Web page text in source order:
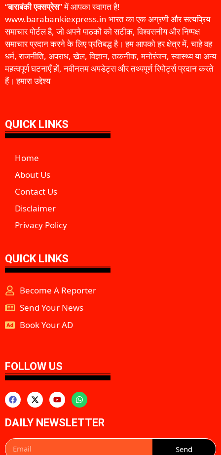
“बाराबंकी एक्सप्रेस” में आपका स्वागत है!
www.barabankiexpress.in भारत का एक अग्रणी और सत्यप्रिय
समाचार पोर्टल है, जो अपने पाठकों को सटीक, विश्वसनीय और निष्पक्ष
समाचार प्रदान करने के लिए प्रतिबद्ध है। हम आपको हर क्षेत्र में, चाहे वह
धर्म, राजनीति, अपराध, खेल, विज्ञान, तकनीक, मनोरंजन, स्वास्थ्य या अन्य
महत्वपूर्ण घटनाएँ हों, नवीनतम अपडेट्स और तथ्यपूर्ण रिपोर्ट्स प्रदान करते
हैं। हमारा उद्देश्य
QUICK LINKS
Home
About Us
Contact Us
Disclaimer
Privacy Policy
QUICK LINKS
Become A Reporter
Send Your News
Book Your AD
FOLLOW US
DAILY NEWSLETTER
Send